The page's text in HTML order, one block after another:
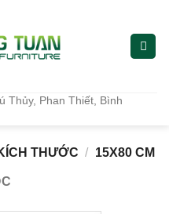
Thủy, Phan Thiết, Bình
THƯỚC / 15X80 CM